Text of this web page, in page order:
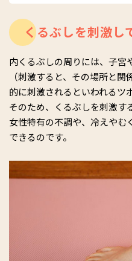
「歩ける寿命」を延ばし、人
として「足ウェルネス®」を提
著書に「めん棒ゾーンセラピ
か多数。
また、現在は施術のかたわら
や未病を改善してほしいとい
ンサロンにて誰でも簡単にで
発信。
https://lin.ee/M6g8BnO
インスタグラムやTikTokでも
足刺激テクニックをわかりや
い！
www.tiktok.com/
くるぶしを刺激し
内くるぶしの周りには、子宮
（刺激すると、その場所と
的に刺激されるといわれるツ
そのため、くるぶしを刺激す
女性特有の不調や、冷えや
できるのです。